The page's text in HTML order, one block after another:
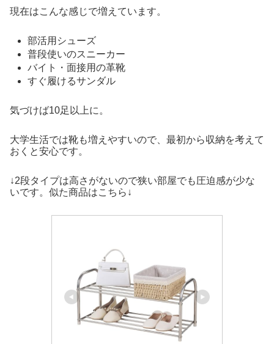
現在はこんな感じで増えています。
部活用シューズ
普段使いのスニーカー
バイト・面接用の革靴
すぐ履けるサンダル
気づけば10足以上に。
大学生活では靴も増えやすいので、最初から収納を考えて
おくと安心です。
↓2段タイプは高さがないので狭い部屋でも圧迫感が少な
いです。似た商品はこちら↓